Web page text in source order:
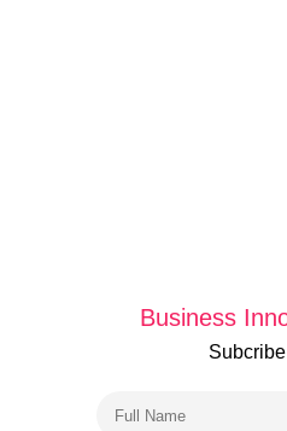
Business
Subcribe